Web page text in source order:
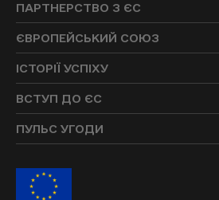
ПАРТНЕРСТВО З ЄС
ЄВРОПЕЙСЬКИЙ СОЮЗ
ІСТОРІЇ УСПІХУ
ВСТУП ДО ЄС
ПУЛЬС УГОДИ